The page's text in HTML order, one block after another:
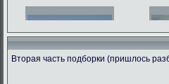
Вторая часть подборки (пришлось